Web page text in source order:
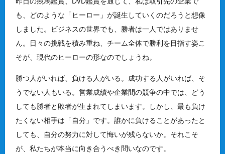
も、どのような「ヒーロー」が誕生していくのだろうと想像
しました。ビジネスの世界でも、勝者は一人ではありませ
ん。日々の挑戦を積み重ね、チーム全体で勝利を目指す姿こ
そが、現代のヒーローの形なのでしょうね。
勝つ人がいれば、負ける人がいる。成功する人がいれば、そ
うでない人もいる。営業成績や企業間の競争の中では、どう
しても勝者と敗者が生まれてしまいます。しかし、最も負け
たくない相手は「自分」です。誰かに負けることがあったと
しても、自分の努力に対して悔いが残らないか。それこそ
が、私たちが本当に向き合うべき問いなのです。